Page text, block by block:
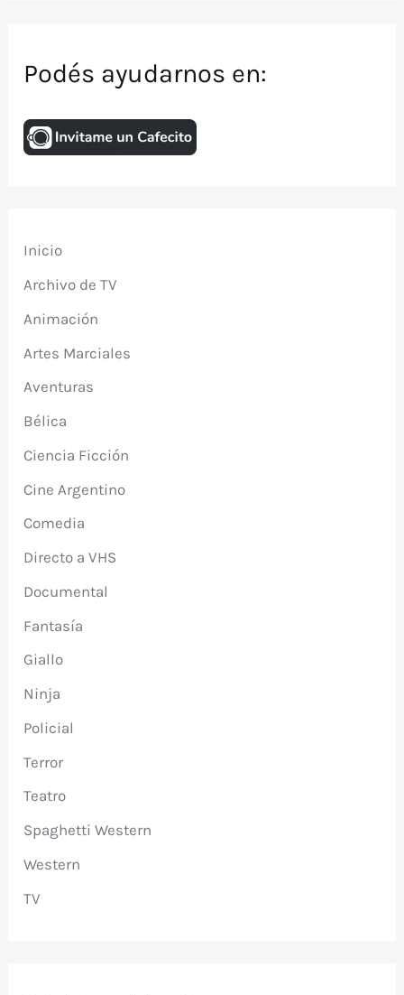
Podés ayudarnos en:
Inicio
Archivo de TV
Animación
Artes Marciales
Aventuras
Bélica
Ciencia Ficción
Cine Argentino
Comedia
Directo a VHS
Documental
Fantasía
Giallo
Ninja
Policial
Terror
Teatro
Spaghetti Western
Western
TV